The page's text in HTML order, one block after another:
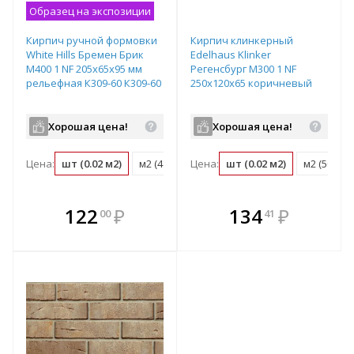
Образец на экспозиции
Кирпич ручной формовки
White Hills Бремен Брик
М400 1 NF 205х65х95 мм
рельефная К309-60 К309-60
Хорошая цена!
Цена: шт (0.02 м2) м2 (48 шт) поддон (432 шт)
122 00 ₽
В комплекте
всегда выгоднее!
Кирпич клинкерный
Edelhaus Klinker
Регенсбург М300 1 NF
250х120х65 коричневый
Хорошая цена!
Цена: шт (0.02 м2) м2 (50 шт)
В комплекте
всегда выгоднее!
13441 ₽